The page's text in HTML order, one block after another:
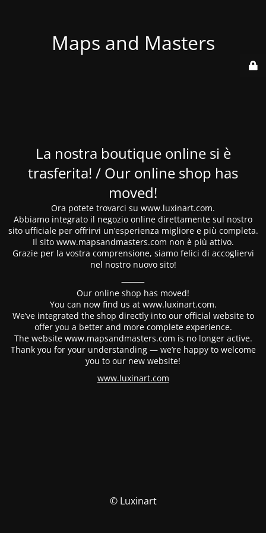
Maps and Masters
La nostra boutique online si è
trasferita! / Our online shop has
moved!
Ora potete trovarci su www.luxinart.com.
Abbiamo integrato il negozio online direttamente sul nostro
sito ufficiale per offrirvi un’esperienza migliore e più completa.
Il sito www.mapsandmasters.com non è più attivo.
Grazie per la vostra comprensione, siamo felici di accogliervi
nel nostro nuovo sito!
⸻
Our online shop has moved!
You can now find us at www.luxinart.com.
We’ve integrated the shop directly into our official website to
offer you a better and more complete experience.
The website www.mapsandmasters.com is no longer active.
Thank you for your understanding — we’re happy to welcome
you to our new website!
www.luxinart.com
© Luxinart